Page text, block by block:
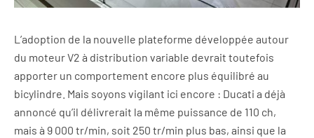
L’adoption de la nouvelle plateforme développée autour
du moteur V2 à distribution variable devrait toutefois
apporter un comportement encore plus équilibré au
bicylindre. Mais soyons vigilant ici encore : Ducati a déjà
annoncé qu’il délivrerait la même puissance de 110 ch,
mais à 9 000 tr/min, soit 250 tr/min plus bas, ainsi que la